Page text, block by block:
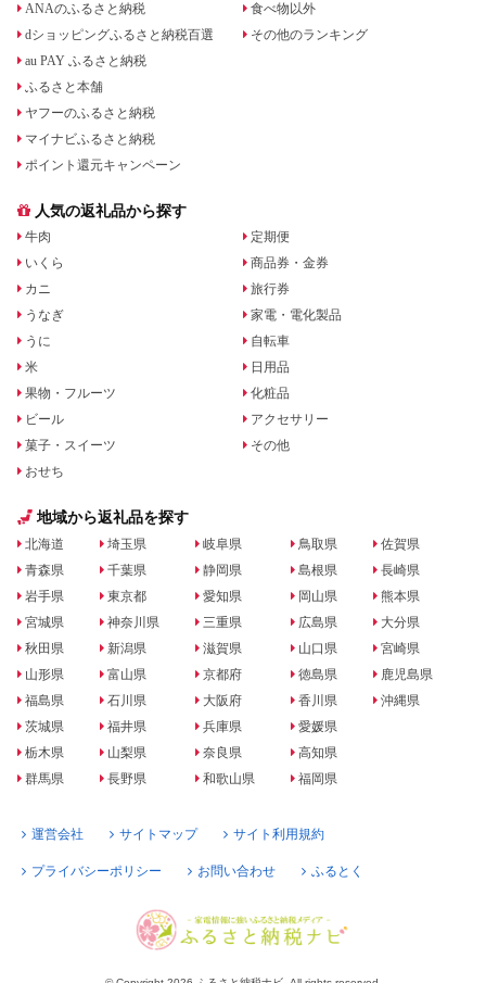
ANAのふるさと納税
dショッピングふるさと納税百選
au PAY ふるさと納税
ふるさと本舗
ヤフーのふるさと納税
マイナビふるさと納税
ポイント還元キャンペーン
食べ物以外
その他のランキング
人気の返礼品から探す
牛肉
いくら
カニ
うなぎ
うに
米
果物・フルーツ
ビール
菓子・スイーツ
おせち
定期便
商品券・金券
旅行券
家電・電化製品
自転車
日用品
化粧品
アクセサリー
その他
地域から返礼品を探す
北海道
青森県
岩手県
宮城県
秋田県
山形県
福島県
茨城県
栃木県
群馬県
埼玉県
千葉県
東京都
神奈川県
新潟県
富山県
石川県
福井県
山梨県
長野県
岐阜県
静岡県
愛知県
三重県
滋賀県
京都府
大阪府
兵庫県
奈良県
和歌山県
鳥取県
島根県
岡山県
広島県
山口県
徳島県
香川県
愛媛県
高知県
福岡県
佐賀県
長崎県
熊本県
大分県
宮崎県
鹿児島県
沖縄県
運営会社 サイトマップ サイト利用規約
プライバシーポリシー お問い合わせ ふるとく